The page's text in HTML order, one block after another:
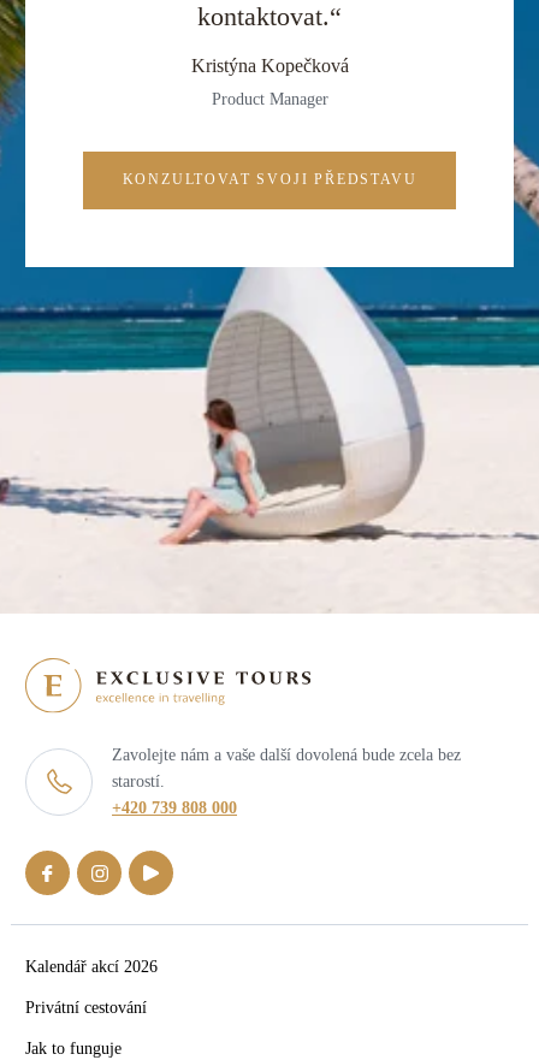
kontaktovat.“
Kristýna Kopečková
Product Manager
KONZULTOVAT SVOJI PŘEDSTAVU
Zavolejte nám a vaše další dovolená bude zcela bez
starostí.
+420 739 808 000
Kalendář akcí 2026
Privátní cestování
Jak to funguje